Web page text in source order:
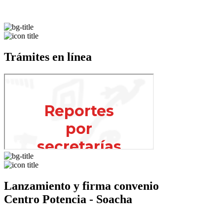
Trámites en línea
Lanzamiento y firma convenio
Centro Potencia - Soacha